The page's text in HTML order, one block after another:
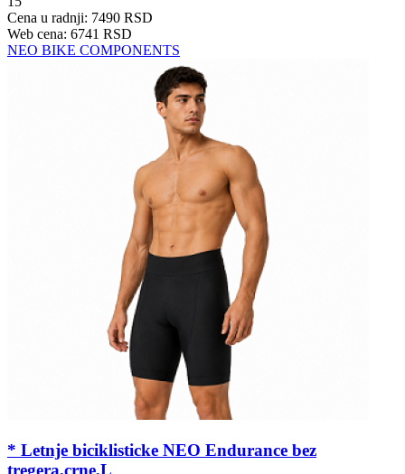
Cena u radnji: 7490 RSD
Web cena: 6741 RSD
NEO BIKE COMPONENTS
* Letnje biciklisticke NEO Endurance bez
tregera,crne,L